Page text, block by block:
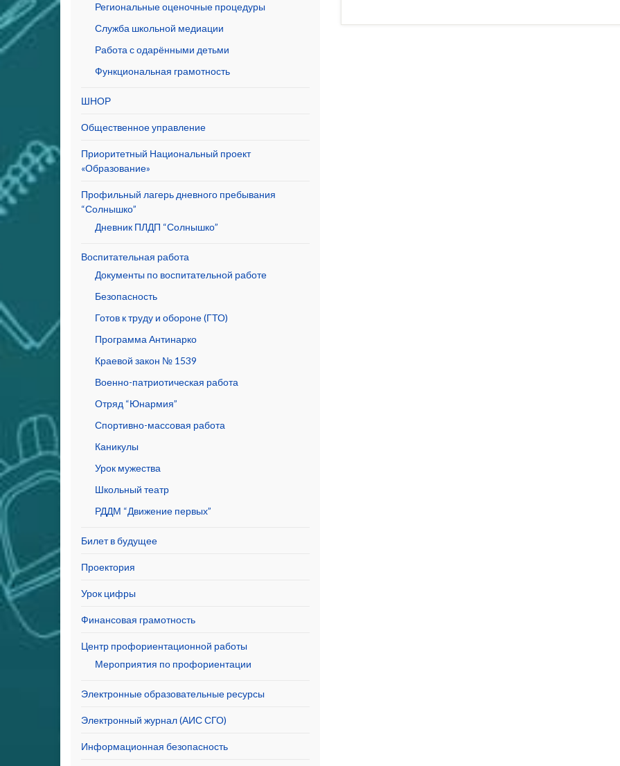
Региональные оценочные процедуры
Служба школьной медиации
Работа с одарёнными детьми
Функциональная грамотность
ШНОР
Общественное управление
Приоритетный Национальный проект
«Образование»
Профильный лагерь дневного пребывания
“Солнышко”
Дневник ПЛДП “Солнышко”
Воспитательная работа
Документы по воспитательной работе
Безопасность
Готов к труду и обороне (ГТО)
Программа Антинарко
Краевой закон № 1539
Военно-патриотическая работа
Отряд “Юнармия”
Спортивно-массовая работа
Каникулы
Урок мужества
Школьный театр
РДДМ “Движение первых”
Билет в будущее
Проектория
Урок цифры
Финансовая грамотность
Центр профориентационной работы
Мероприятия по профориентации
Электронные образовательные ресурсы
Электронный журнал (АИС СГО)
Информационная безопасность